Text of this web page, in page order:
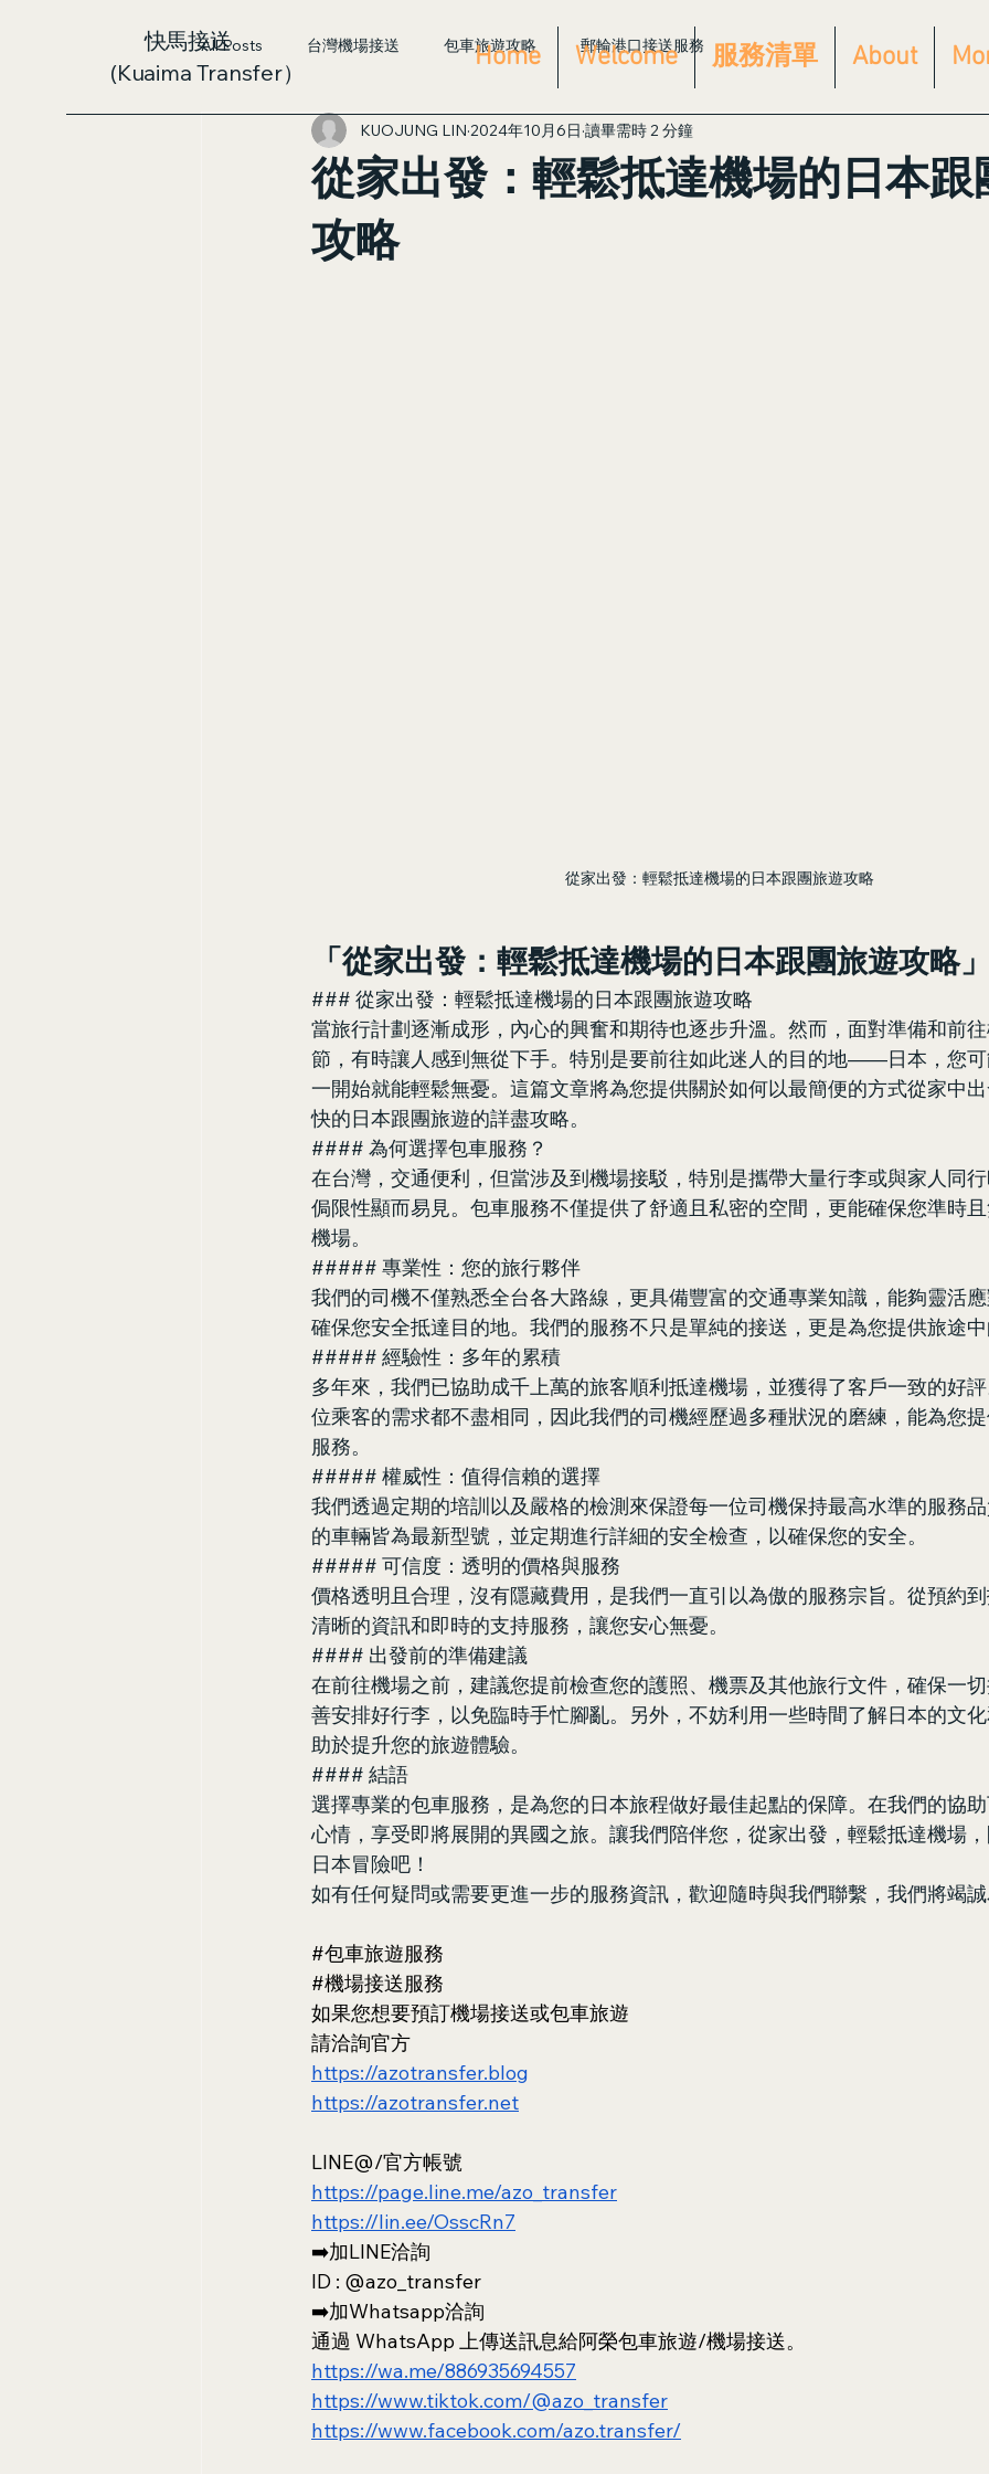
快馬接送
(Kuaima Transfer）
Home Welcome 服務清單 About
All Posts 台灣機場接送 包車旅遊攻略 郵輪港口接送服務
從家出發：輕鬆抵達機場的日本跟
攻略
KUOJUNG LIN 2024年10月6日 讀畢需時 2 分鐘
從家出發：輕鬆抵達機場的日本跟團旅遊攻略
「從家出發：輕鬆抵達機場的日本跟團旅遊攻略
### 從家出發：輕鬆抵達機場的日本跟團旅遊攻略
當旅行計劃逐漸成形，內心的興奮和期待也逐步升溫。然而，面對準備和前
節，有時讓人感到無從下手。特別是要前往如此迷人的目的地——日本，您
一開始就能輕鬆無憂。這篇文章將為您提供關於如何以最簡便的方式從家中
快的日本跟團旅遊的詳盡攻略。
#### 為何選擇包車服務？
在台灣，交通便利，但當涉及到機場接駁，特別是攜帶大量行李或與家人同
侷限性顯而易見。包車服務不僅提供了舒適且私密的空間，更能確保您準時
機場。
##### 專業性：您的旅行夥伴
我們的司機不僅熟悉全台各大路線，更具備豐富的交通專業知識，能夠靈活
確保您安全抵達目的地。我們的服務不只是單純的接送，更是為您提供旅途
##### 經驗性：多年的累積
多年來，我們已協助成千上萬的旅客順利抵達機場，並獲得了客戶一致的好
位乘客的需求都不盡相同，因此我們的司機經歷過多種狀況的磨練，能為您
服務。
##### 權威性：值得信賴的選擇
我們透過定期的培訓以及嚴格的檢測來保證每一位司機保持最高水準的服務
的車輛皆為最新型號，並定期進行詳細的安全檢查，以確保您的安全。
##### 可信度：透明的價格與服務
價格透明且合理，沒有隱藏費用，是我們一直引以為傲的服務宗旨。從預約
清晰的資訊和即時的支持服務，讓您安心無憂。
#### 出發前的準備建議
在前往機場之前，建議您提前檢查您的護照、機票及其他旅行文件，確保一
善安排好行李，以免臨時手忙腳亂。另外，不妨利用一些時間了解日本的文
助於提升您的旅遊體驗。
#### 結語
選擇專業的包車服務，是為您的日本旅程做好最佳起點的保障。在我們的協
心情，享受即將展開的異國之旅。讓我們陪伴您，從家出發，輕鬆抵達機場
日本冒險吧！
如有任何疑問或需要更進一步的服務資訊，歡迎隨時與我們聯繫，我們將竭
#包車旅遊服務
#機場接送服務
如果您想要預訂機場接送或包車旅遊
請洽詢官方
https://azotransfer.blog
https://azotransfer.net
LINE@/官方帳號
https://page.line.me/azo_transfer
https://lin.ee/OsscRn7
➡️加LINE洽詢
ID : @azo_transfer
➡️加Whatsapp洽詢
通過 WhatsApp 上傳送訊息給阿榮包車旅遊/機場接送。
https://wa.me/886935694557
https://www.tiktok.com/@azo_transfer
https://www.facebook.com/azo.transfer/